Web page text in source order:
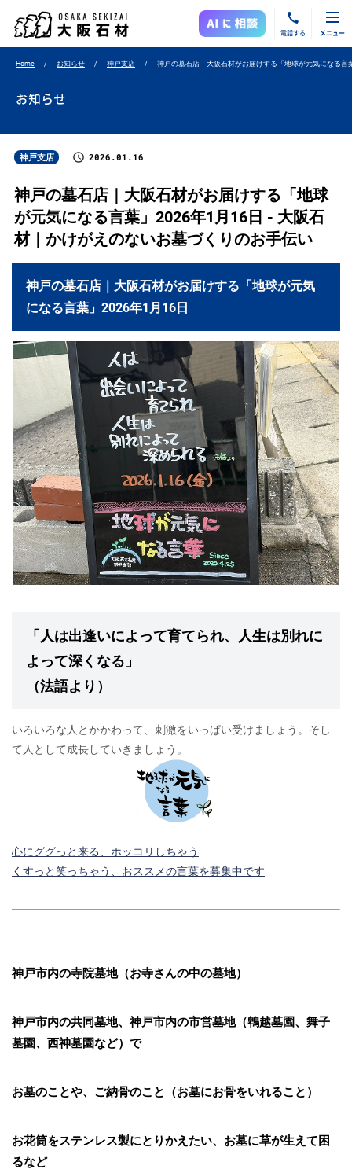
電話する メニュー
Home お知らせ 神戸支店 神戸の墓石店｜大阪石材がお届けする「地球が元気になる言
お知らせ
神戸支店 2026.01.16
神戸の墓石店｜大阪石材がお届けする「地球
が元気になる言葉」2026年1月16日 - 大阪石
材｜かけがえのないお墓づくりのお手伝い
神戸の墓石店｜大阪石材がお届けする「地球が元気
になる言葉」2026年1月16日
「人は出逢いによって育てられ、人生は別れに
よって深くなる」
（法語より）
いろいろな人とかかわって、刺激をいっぱい受けましょう。そし
て人として成長していきましょう。
心にググっと来る、ホッコリしちゃう
くすっと笑っちゃう、おススメの言葉を募集中です
神戸市内の寺院墓地（お寺さんの中の墓地）
神戸市内の共同墓地、神戸市内の市営墓地（鵯越墓園、舞子
墓園、西神墓園など）で
お墓のことや、ご納骨のこと（お墓にお骨をいれること）
お花筒をステンレス製にとりかえたい、お墓に草が生えて困
るなど